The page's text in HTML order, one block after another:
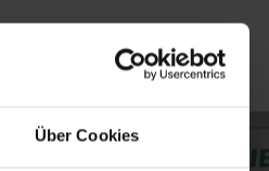
Über Cookies